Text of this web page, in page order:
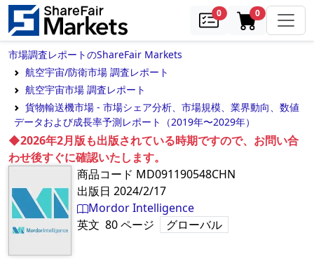
0samples0in cart
市場調査レポートのShareFair Markets
航空宇宙/防衛市場 調査レポート
航空宇宙市場 調査レポート
貨物輸送機市場 - 市場シェア分析、市場規模、業界動向、数値
データおよび成長率予測レポート（2019年〜2029年）
◆2026年2月版も出版されている時期ですので、お問い合
わせ後すぐに確認いたします。
商品コード MD091190548CHN
出版日 2024/2/17
Mordor Intelligence
英文 80ページ グローバル